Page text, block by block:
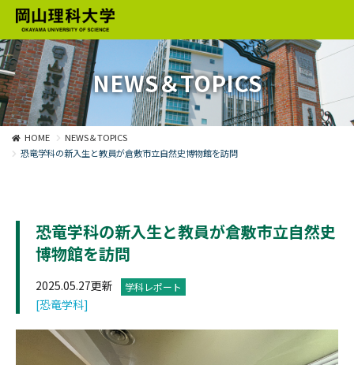
NEWS＆TOPICS
HOME
NEWS＆TOPICS
恐竜学科の新入生と教員が倉敷市立自然史博物館を訪問
恐竜学科の新入生と教員が倉敷市立自然史
博物館を訪問
2025.05.27更新 学科レポート
[恐竜学科]